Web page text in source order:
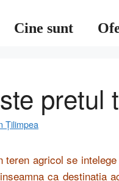
Cine sunt
pretul
Țilimpea
teren agricol se
ca destinatia